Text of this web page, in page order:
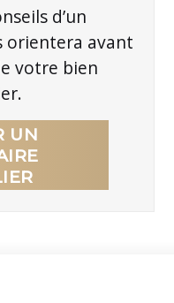
d’un
orientera avant
votre bien
UN